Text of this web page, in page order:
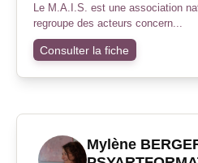
Le M.A.I.S. est une association
regroupe des acteurs concern...
Consulter la fiche
Mylène